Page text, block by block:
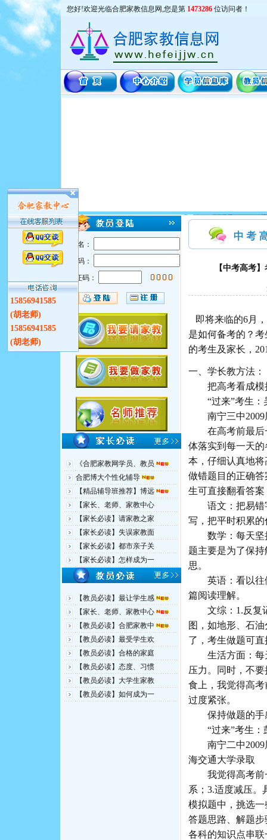
您好!欢迎光临合肥家教信息网,您是第 1473286 位访问者！
用户名：
密 码：
验证码：
《合肥家教网学员、教员
合肥博大个性化辅导
【精品辅导班推荐】博远
【家长、老师、家教中心
【家长必读】请家教之家
【家长必读】失误家教面
【家长必读】都市亲子关
【家长必读】怎样成为一
【教员必读】最让学生感
【家长、老师、家教中心
【教员必读】合肥家教中
【教员必读】最受学生欢
【教员必读】合格的家庭
【教员必读】态度、习惯
【教员必读】大学生家教
【教员必读】如何成为一
【中考高考
即将来临的6月
是如何备考的？
的考生及家长，
一、学长教方法：
把高考看成模
“过来”考生：
南宁三中2009
在高考前最后一
体落实到每一天
本，仔细认真地
做错题目的正确
生可直接翻看答
语文：把易错字
写，把平时积累
数学：每天坚持
题主要是为了保
思。
英语：看以往做
篇阅读理解。
文综：1.反复记
图，如地形、石
了，考生做题可
生活方面：每天
压力。同时，不
食上，我觉得高
过度紧张。
保持做题的手
“过来”考生：
南宁二中2009
海交通大学录取
我觉得高考前一
系；3.适度减压。
模拟题中，挑选
答题思路、解题
各科的知识点串
15856941585
(胡老师)
15856941585
(胡老师)